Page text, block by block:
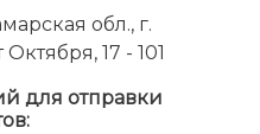
обл., г.
Октября, 17 - 101
для отправки